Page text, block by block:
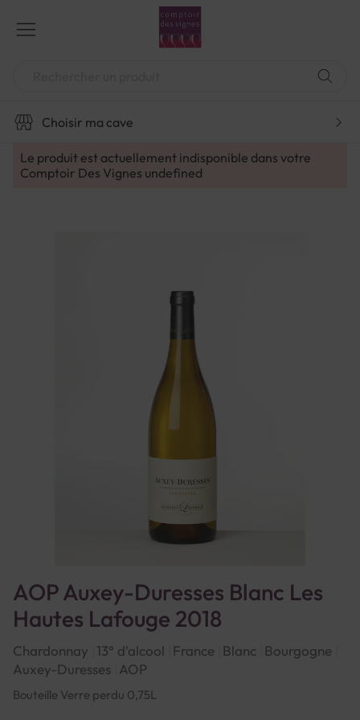
contenu
Choisir ma cave
Le produit est actuellement indisponible dans votre
Comptoir Des Vignes undefined
AOP Auxey-Duresses Blanc Les
Hautes Lafouge 2018
Chardonnay 13° d'alcool France Blanc
Bourgogne
Auxey-Duresses AOP
Bouteille Verre perdu 0,75L